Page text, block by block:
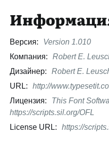
Версия:
Version 1.010
Компания:
Robert E.
Дизайнер:
Robert E.
URL:
http://
Лицензия:
This Font
https://scripts.sil.org/OFL
License URL:
https://